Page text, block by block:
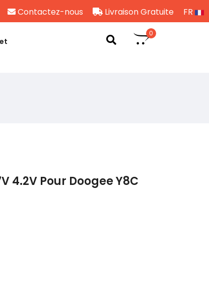
Contactez-nous Livraison Gratuite FR
0
4.2V Pour Doogee Y8C